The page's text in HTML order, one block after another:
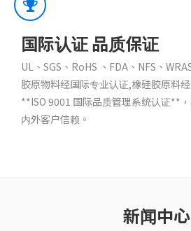
国际认证 品质保证
UL、SGS、RoHS 、FDA、NFS、
胶原物料经国际专业认证,橡硅胶原料
**ISO 9001 国际品质管理系统认证**
内外客户信赖。
新闻中心